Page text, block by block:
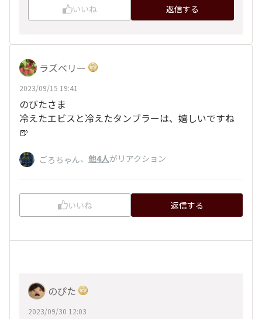
いいね 返信する
ラズベリー
2023/09/15 19:41
のびたさま
冷えたエビスと冷えたタンブラーは、嬉しいですね
🍺
ごろちゃん、 他4人がリアクション
いいね 返信する
のぴた
2023/09/30 12:03